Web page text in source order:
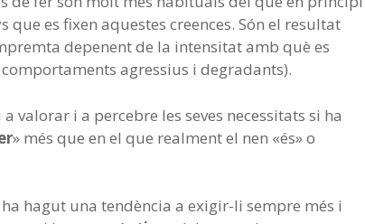
es fixen aquestes creences. Són el resultat
depenent de la intensitat amb què es
agressius i degradants).
valorar i a percebre les seves necessitats si ha
» més que en el que realment el nen «és» o
hagut una tendència a exigir-li sempre més i